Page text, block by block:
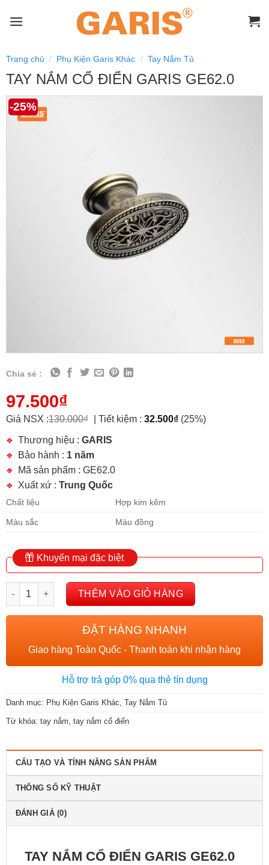
Trang chủ / Phụ Kiện Garis Khác / Tay Nắm Tủ
TAY NẮM CỔ ĐIỂN GARIS GE62.0
-25%
Chia sẻ :
97.500₫
Giá NSX :130.000₫ Tiết kiệm : 32.500₫(25%)
Thương hiệu : GARIS
Bảo hành : 1 năm
Mã sản phẩm : GE62.0
Xuất xứ : Trung Quốc
Chất liệu Hợp kim kẽm
Màu sắc Màu đồng
Khuyến mại đặc biệt
TAY NẮM CỔ ĐIỂN GARIS GE62.0 số lượng
THÊM VÀO GIỎ HÀNG
ĐẶT HÀNG NHANH
Giao hàng Toàn Quốc - Thanh toán khi nhận hàng
Hỗ trợ trả góp 0% qua thẻ tín dụng
Danh mục: Phụ Kiện Garis Khác Tay Nắm Tủ
Từ khóa: tay nắm tay nắm cổ điển
CẤU TẠO VÀ TÍNH NĂNG SẢN PHẨM
THÔNG SỐ KỸ THUẬT
ĐÁNH GIÁ (0)
TAY NẮM CỔ ĐIỂN GARIS GE62.0